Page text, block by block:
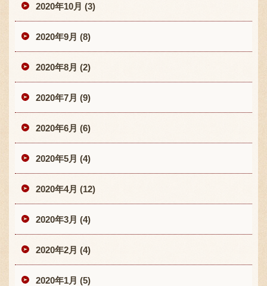
2020年10月 (3)
2020年9月 (8)
2020年8月 (2)
2020年7月 (9)
2020年6月 (6)
2020年5月 (4)
2020年4月 (12)
2020年3月 (4)
2020年2月 (4)
2020年1月 (5)